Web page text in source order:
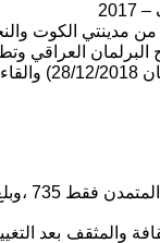
الكوت
العراقي وتطويره
4657397)..من بينها:
والمثقف بعد